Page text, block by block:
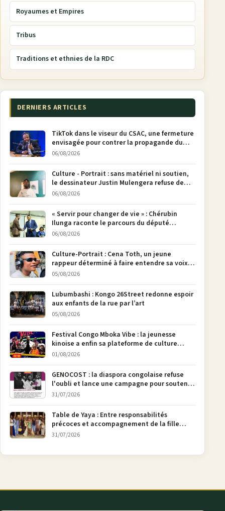
Royaumes et Empires
Tribus
Traditions et ethnies de la RDC
DERNIERS ARTICLES
TikTok dans le viseur du CSAC, une fermeture
envisagée pour contrer la propagande du
M23
06/08/2026
Culture - Portrait : sans matériel ni soutien,
le dessinateur Justin Mulengera refuse de
poser son crayon
06/08/2026
« Servir pour changer de vie » : Chérubin
Ilunga raconte le parcours du député
national Jethro Muyombi Tshimbu en 137
06/08/2026
Culture-Portrait : Cena Toth, un jeune
rappeur déterminé à faire entendre sa voix à
Bunia
05/08/2026
Lubumbashi : Kongo 26Street redonne espoir
aux enfants de la rue par l’art
05/08/2026
Festival Congo Mboka Vibe : la jeunesse
kinoise a enfin sa plateforme de culture
urbaine
01/08/2026
GENOCOST : la diaspora congolaise refuse
l'oubli et lance une campagne pour soutenir
la pétition FONAREV depuis Bruxelles
31/07/2026
Table de Yaya : Entre responsabilités
précoces et accompagnement de la fille
aînée, la diaspora en débat
31/07/2026